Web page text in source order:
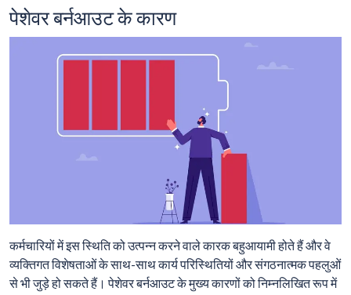
पेशेवर बर्नआउट के कारण
कर्मचारियों में इस स्थिति को उत्पन्न करने वाले कारक बहुआयामी होते हैं और वे
व्यक्तिगत विशेषताओं के साथ-साथ कार्य परिस्थितियों और संगठनात्मक पहलुओं
से भी जुड़े हो सकते हैं। पेशेवर बर्नआउट के मुख्य कारणों को निम्नलिखित रूप में